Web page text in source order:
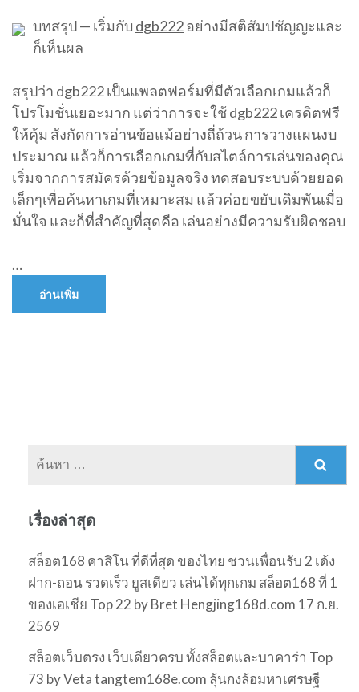
บทสรุป — เริ่มกับ dgb222อย่างมีสติสัมปชัญญะและ
ก็เห็นผล
สรุปว่า dgb222 เป็นแพลตฟอร์มที่มีตัวเลือกเกมแล้วก็
โปรโมชั่นเยอะมาก แต่ว่าการจะใช้ dgb222 เครดิตฟรี
ให้คุ้ม สังกัดการอ่านข้อแม้อย่างถี่ถ้วน การวางแผนงบ
ประมาณ แล้วก็การเลือกเกมที่กับสไตล์การเล่นของคุณ
เริ่มจากการสมัครด้วยข้อมูลจริง ทดสอบระบบด้วยยอด
เล็กๆเพื่อค้นหาเกมที่เหมาะสม แล้วค่อยขยับเดิมพันเมื่อ
มั่นใจ และก็ที่สำคัญที่สุดคือ เล่นอย่างมีความรับผิดชอบ
…
อ่านเพิ่ม
เรื่องล่าสุด
สล็อต168 คาสิโน ที่ดีที่สุด ของไทย ชวนเพื่อนรับ 2 เด้ง
ฝาก-ถอน รวดเร็ว ยูสเดียว เล่นได้ทุกเกม สล็อต168 ที่ 1
ของเอเชีย Top 22 by Bret Hengjing168d.com 17 ก.ย.
2569
สล็อตเว็บตรง เว็บเดียวครบ ทั้งสล็อตและบาคาร่า Top
73 by Veta tangtem168e.com ลุ้นกงล้อมหาเศรษฐี